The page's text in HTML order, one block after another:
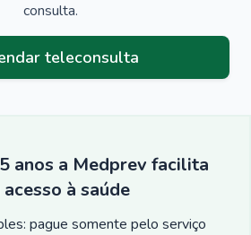
consulta.
teleconsulta
anos a Medprev facilita
acesso à saúde
pague somente pelo serviço